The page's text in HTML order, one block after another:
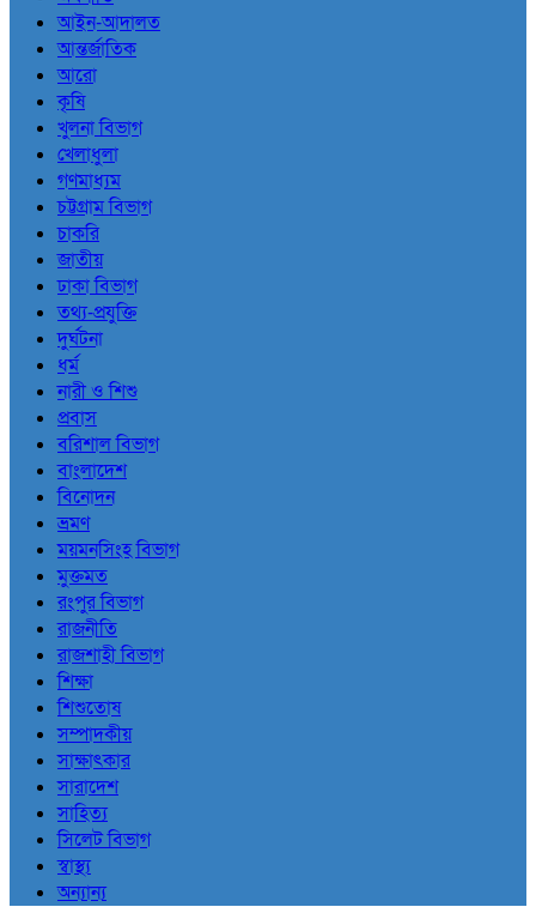
আইন-আদালত
আন্তর্জাতিক
আরো
কৃষি
খুলনা বিভাগ
খেলাধুলা
গণমাধ্যম
চট্টগ্রাম বিভাগ
চাকরি
জাতীয়
ঢাকা বিভাগ
তথ্য-প্রযুক্তি
দুর্ঘটনা
ধর্ম
নারী ও শিশু
প্রবাস
বরিশাল বিভাগ
বাংলাদেশ
বিনোদন
ভ্রমণ
ময়মনসিংহ বিভাগ
মুক্তমত
রংপুর বিভাগ
রাজনীতি
রাজশাহী বিভাগ
শিক্ষা
শিশুতোষ
সম্পাদকীয়
সাক্ষাৎকার
সারাদেশ
সাহিত্য
সিলেট বিভাগ
স্বাস্থ্য
অন্যান্য